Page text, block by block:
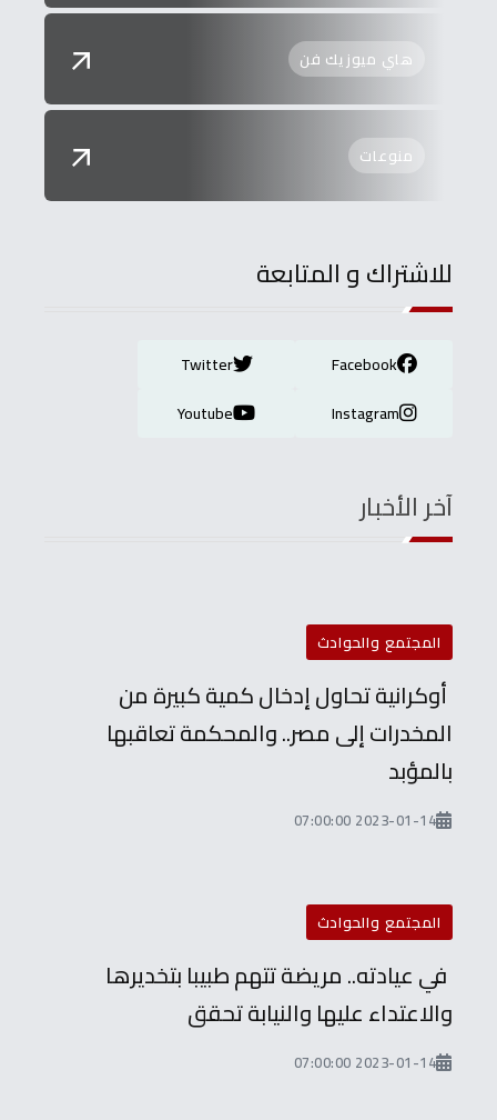
هاي ميوزيك فن
منوعات
للاشتراك و المتابعة
Facebook
Twitter
Instagram
Youtube
آخر الأخبار
المجتمع والحوادث
أوكرانية تحاول إدخال كمية كبيرة من
المخدرات إلى مصر.. والمحكمة تعاقبها
بالمؤبد
2023-01-14 07:00:00
المجتمع والحوادث
في عيادته.. مريضة تتهم طبيبا بتخديرها
والاعتداء عليها والنيابة تحقق
2023-01-14 07:00:00